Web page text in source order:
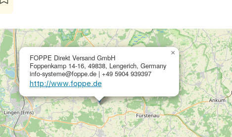
FOPPE Direkt Versand GmbH
Foppenkamp 14-16, 49838, Lengerich, Germany
info-systeme@foppe.de | +49 5904 939397
http://www.foppe.de
×